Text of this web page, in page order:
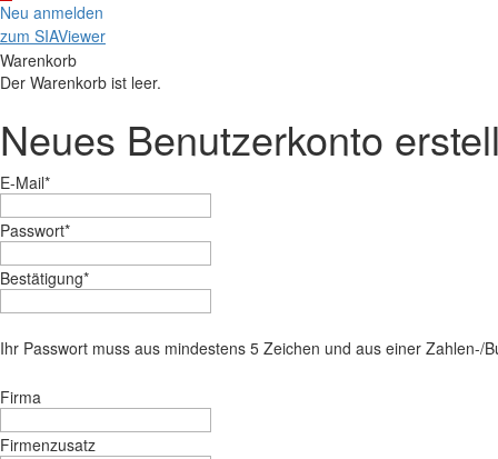
Neu anmelden
zum SIAViewer
Warenkorb
Der Warenkorb ist leer.
Neues Benutzerkonto
E-Mail*
Passwort*
Bestätigung*
Ihr Passwort muss aus mindestens 5 Zeichen und aus einer Zahlen-/
Firma
Firmenzusatz